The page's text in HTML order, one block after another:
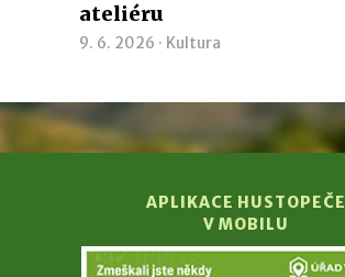
ateliéru
9. 6. 2026 · Kultura
APLIKACE HUSTOPEČE
V MOBILU